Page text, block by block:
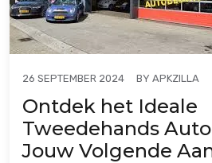
26 SEPTEMBER 2024 BY APKZILLA
Ontdek het Ideale
Tweedehands
Jouw Volgende